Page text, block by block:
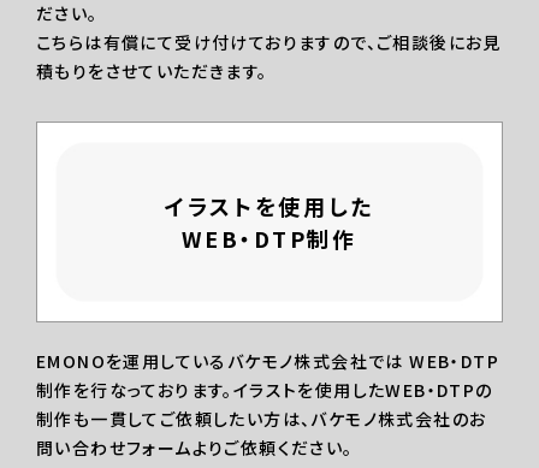
ださい。
こちらは有償にて受け付けておりますので、ご相談後にお見
積もりをさせていただきます。
イラストを使用した
WEB・DTP制作
EMONOを運用しているバケモノ株式会社では WEB・DTP
制作を行なっております。イラストを使用したWEB・DTPの
制作も一貫してご依頼したい方は、バケモノ株式会社のお
問い合わせフォームよりご依頼ください。